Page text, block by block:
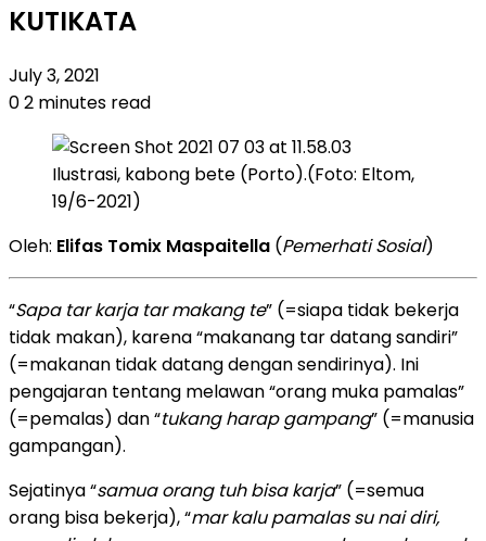
KUTIKATA
July 3, 2021
02 minutes read
Ilustrasi, kabong bete (Porto).(Foto: Eltom,
19/6-2021)
Oleh: Elifas Tomix Maspaitella (Pemerhati Sosial)
“Sapa tar karja tar makang te” (=siapa tidak bekerja
tidak makan), karena “makanang tar datang sandiri”
(=makanan tidak datang dengan sendirinya). Ini
pengajaran tentang melawan “orang muka pamalas”
(=pemalas) dan “tukang harap gampang” (=manusia
gampangan).
Sejatinya “samua orang tuh bisa karja” (=semua
orang bisa bekerja), “mar kalu pamalas su nai diri,